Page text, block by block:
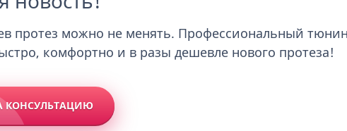
протез можно не менять. Профессиональный
комфортно и в разы дешевле нового протеза!
КОНСУЛЬТАЦИЮ